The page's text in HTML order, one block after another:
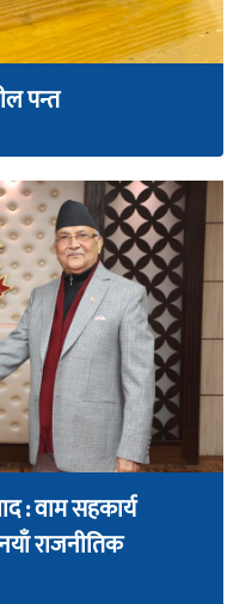
पन्त
: वाम सहकार्य
राजनीतिक